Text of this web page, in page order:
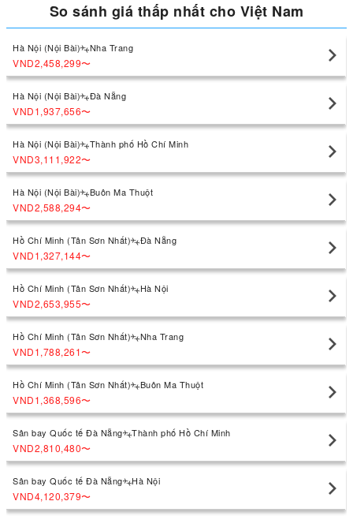
So sánh giá thấp nhất cho Việt Nam
Hà Nội (Nội Bài) Nha Trang
VND2,458,299〜
Hà Nội (Nội Bài) Đà Nẵng
VND1,937,656〜
Hà Nội (Nội Bài) Thành phố Hồ Chí Minh
VND3,111,922〜
Hà Nội (Nội Bài) Buôn Ma Thuột
VND2,588,294〜
Hồ Chí Minh (Tân Sơn Nhất) Đà Nẵng
VND1,327,144〜
Hồ Chí Minh (Tân Sơn Nhất) Hà Nội
VND2,653,955〜
Hồ Chí Minh (Tân Sơn Nhất) Nha Trang
VND1,788,261〜
Hồ Chí Minh (Tân Sơn Nhất) Buôn Ma Thuột
VND1,368,596〜
Sân bay Quốc tế Đà Nẵng Thành phố Hồ Chí Minh
VND2,810,480〜
Sân bay Quốc tế Đà Nẵng Hà Nội
VND4,120,379〜